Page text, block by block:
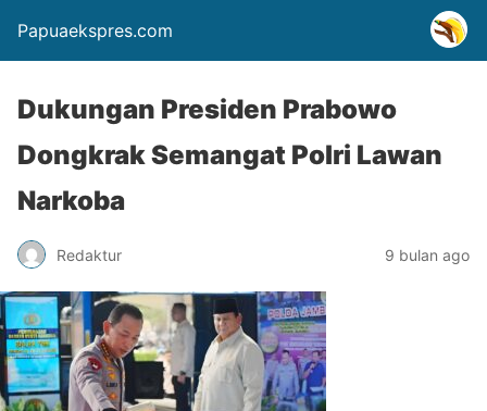
Papuaekspres.com
Dukungan Presiden Prabowo
Dongkrak Semangat Polri Lawan
Narkoba
Redaktur 9 bulan ago